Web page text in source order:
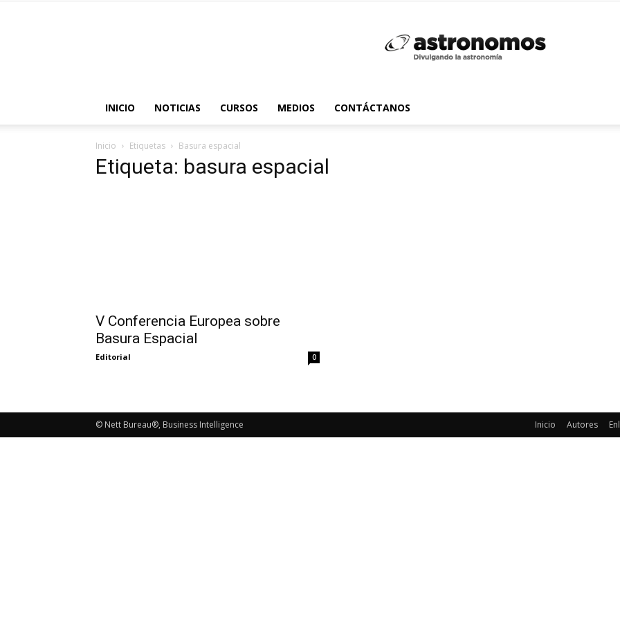
INICIO NOTICIAS CURSOS MEDIOS CONTÁCTANOS
Inicio Etiquetas Basura espacial
Etiqueta: basura espacial
V Conferencia Europea sobre
Basura Espacial
Editorial 0
Inicio Autores
© Nett Bureau®, Business Intelligence